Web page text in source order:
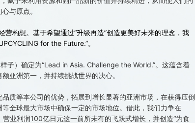
与原点。
构想。基于希望通过“升级再造”创造更美好未来的理念，我
for the Future.”。
子）确定为“Lead in Asia. Challenge the World.”。这蕴含着
亚洲第一，并持续挑战世界的决心。
质等本公司的优势，拓展到增长显著的亚洲市场，在获得压倒
全球最大市场中确保一定的市场地位。借此，我们力争在
业利润100亿日元这一前所未有的飞跃式增长，并创造“为食